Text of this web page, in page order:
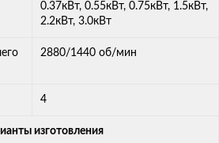
0.37кВт, 0.55кВт, 0.75кВт, 1.5кВт,
2.2кВт, 3.0кВт
2880/1440 об/мин
4
изготовления